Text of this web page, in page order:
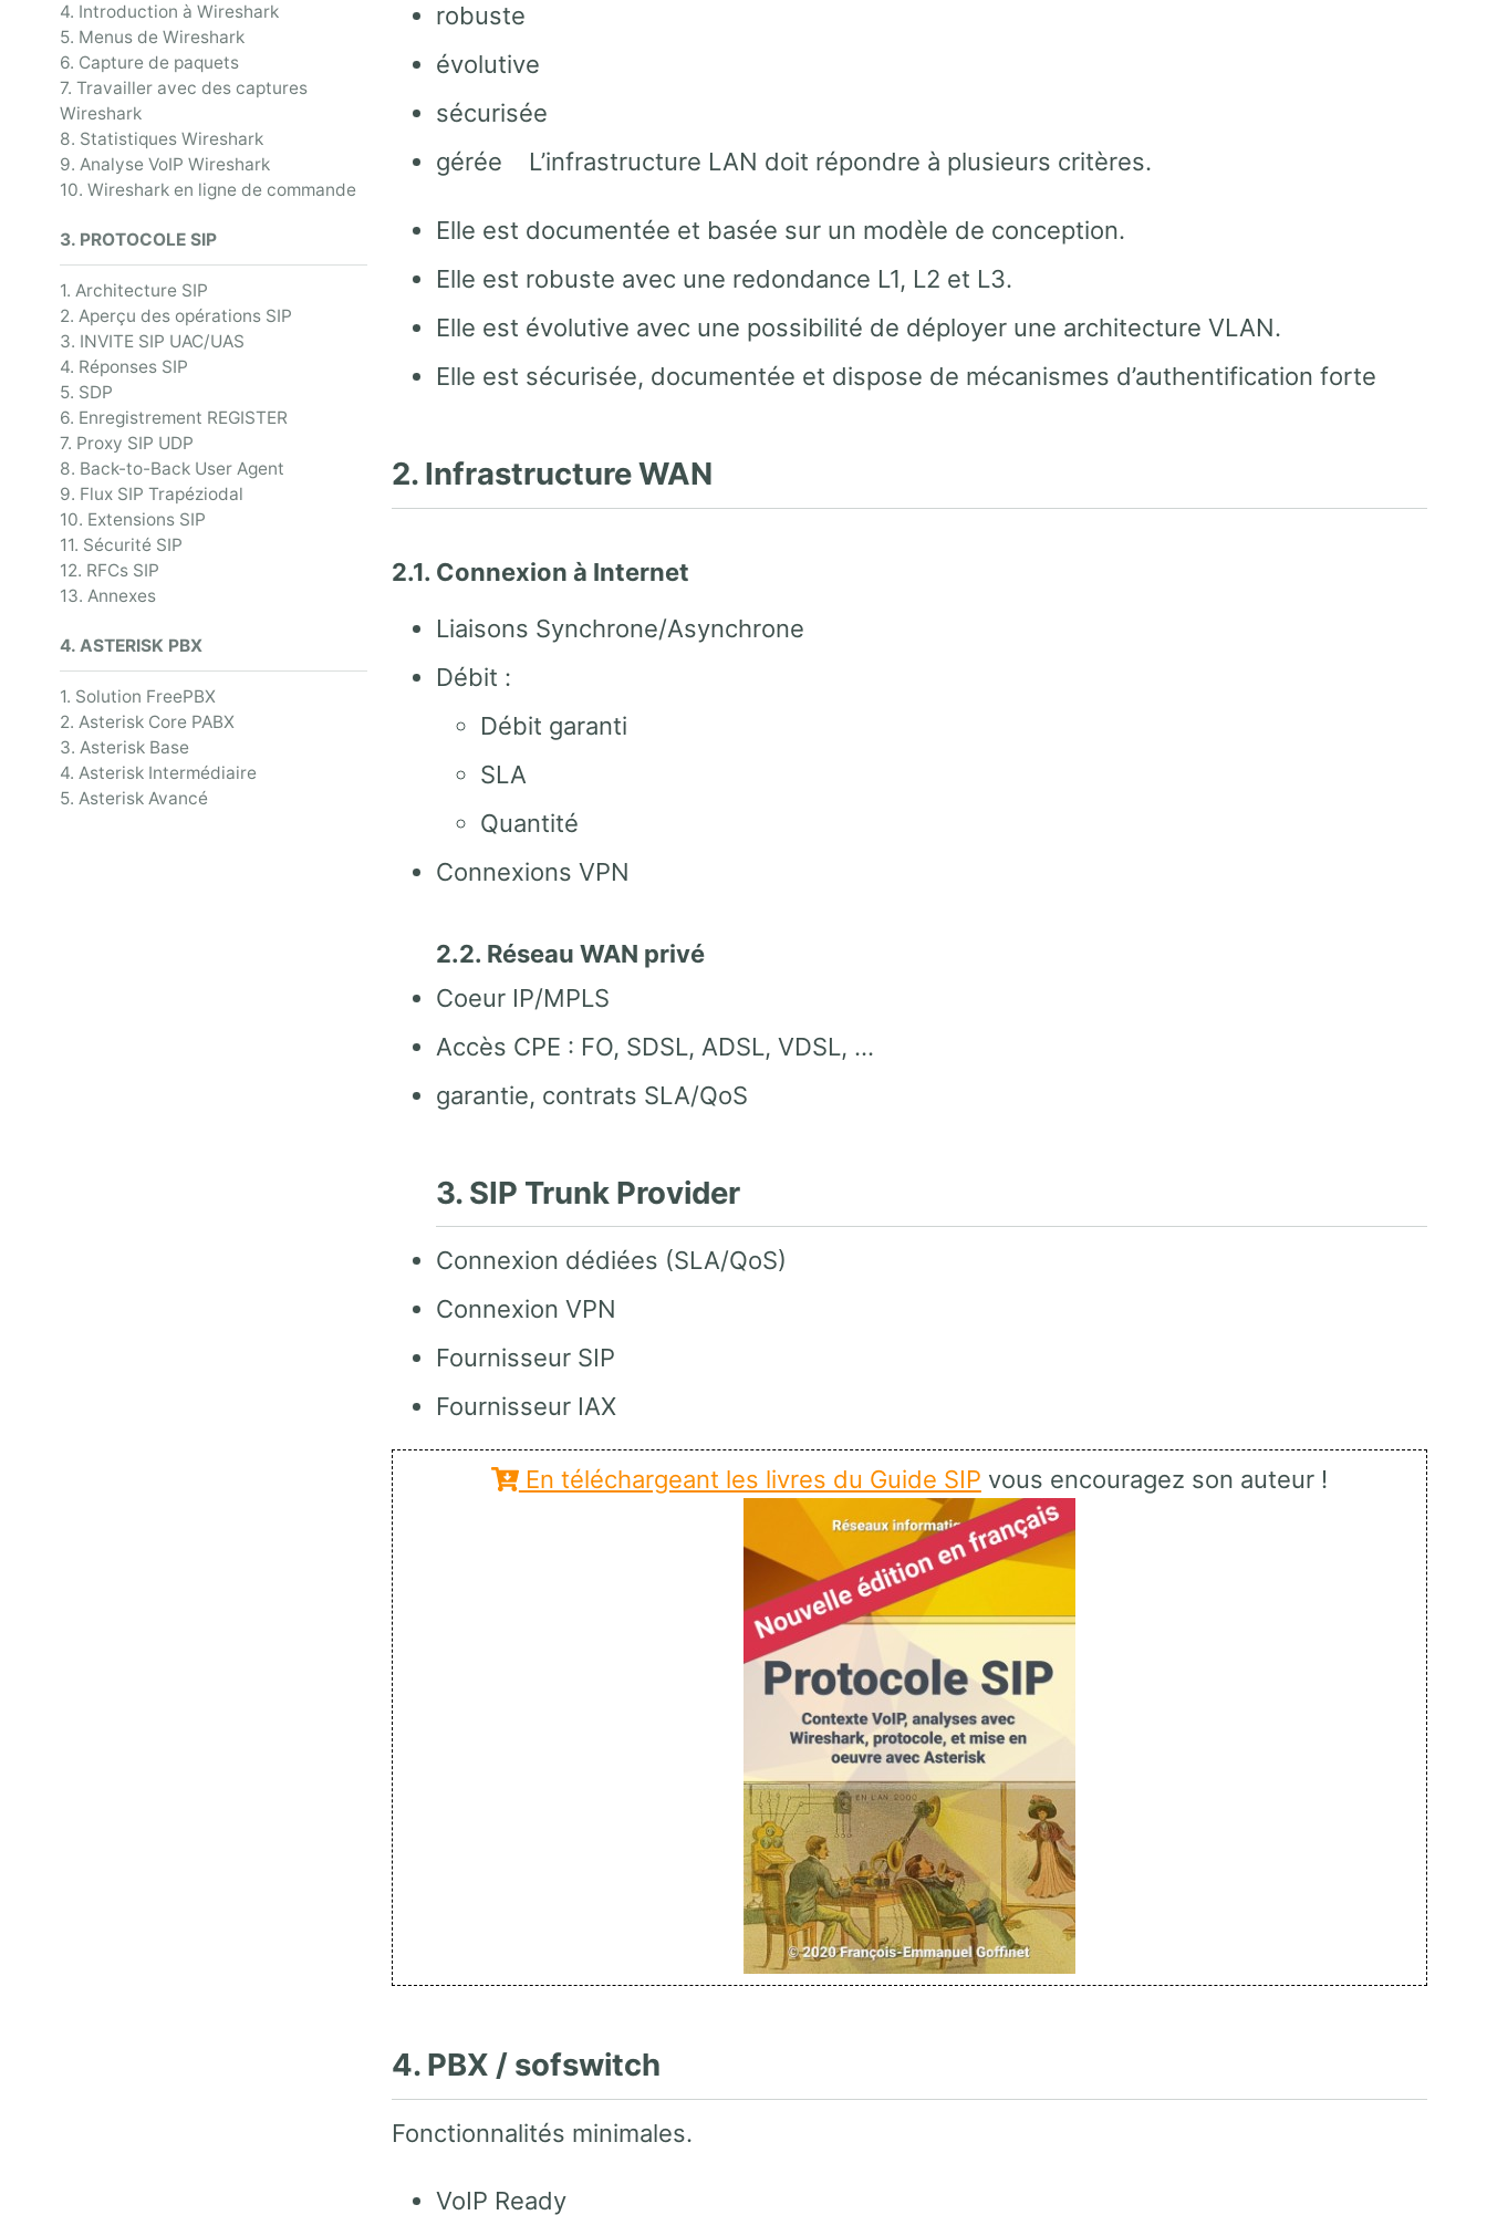
4. Introduction à Wireshark
5. Menus de Wireshark
6. Capture de paquets
7. Travailler avec des captures
Wireshark
8. Statistiques Wireshark
9. Analyse VoIP Wireshark
10. Wireshark en ligne de commande
3. PROTOCOLE SIP
1. Architecture SIP
2. Aperçu des opérations SIP
3. INVITE SIP UAC/UAS
4. Réponses SIP
5. SDP
6. Enregistrement REGISTER
7. Proxy SIP UDP
8. Back-to-Back User Agent
9. Flux SIP Trapéziodal
10. Extensions SIP
11. Sécurité SIP
12. RFCs SIP
13. Annexes
4. ASTERISK PBX
1. Solution FreePBX
2. Asterisk Core PABX
3. Asterisk Base
4. Asterisk Intermédiaire
5. Asterisk Avancé
robuste
évolutive
sécurisée
gérée L’infrastructure LAN doit répondre à plusieurs critères.
Elle est documentée et basée sur un modèle de conception.
Elle est robuste avec une redondance L1, L2 et L3.
Elle est évolutive avec une possibilité de déployer une architecture VLAN.
Elle est sécurisée, documentée et dispose de mécanismes d’authentification forte
2. Infrastructure WAN
2.1. Connexion à Internet
Liaisons Synchrone/Asynchrone
Débit :
Débit garanti
SLA
Quantité
Connexions VPN
2.2. Réseau WAN privé
Coeur IP/MPLS
Accès CPE : FO, SDSL, ADSL, VDSL, …
garantie, contrats SLA/QoS
3. SIP Trunk Provider
Connexion dédiées (SLA/QoS)
Connexion VPN
Fournisseur SIP
Fournisseur IAX
En téléchargeant les livres du Guide SIP vous encouragez son auteur !
4. PBX / sofswitch
Fonctionnalités minimales.
VoIP Ready